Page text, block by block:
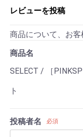
レビューを投稿
商品について、お客
商品名
SELECT / ［
ト
投稿者名 必須